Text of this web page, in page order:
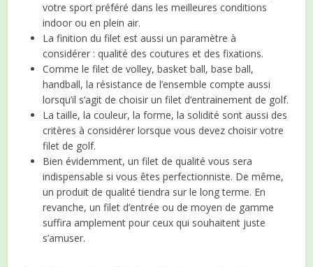
votre sport préféré dans les meilleures conditions
indoor ou en plein air.
La finition du filet est aussi un paramètre à
considérer : qualité des coutures et des fixations.
Comme le filet de volley, basket ball, base ball,
handball, la résistance de l’ensemble compte aussi
lorsqu’il s’agit de choisir un filet d’entrainement de golf.
La taille, la couleur, la forme, la solidité sont aussi des
critères à considérer lorsque vous devez choisir votre
filet de golf.
Bien évidemment, un filet de qualité vous sera
indispensable si vous êtes perfectionniste. De même,
un produit de qualité tiendra sur le long terme. En
revanche, un filet d’entrée ou de moyen de gamme
suffira amplement pour ceux qui souhaitent juste
s’amuser.